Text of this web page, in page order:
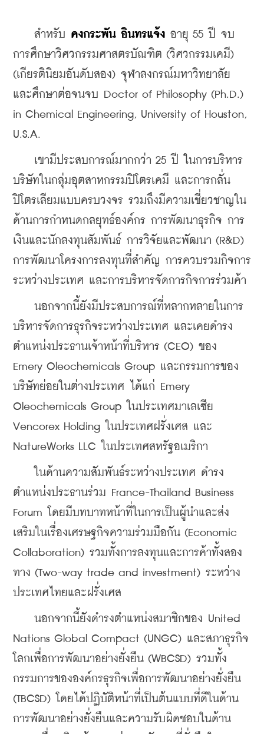
สำหรับ คงกระพัน อินทรแจ้ง อายุ 55 ปี จบ
การศึกษาวิศวกรรมศาสตรบัณฑิต (วิศวกรรมเคมี)
(เกียรตินิยมอันดับสอง) จุฬาลงกรณ์มหาวิทยาลัย
และศึกษาต่อจนจบ Doctor of Philosophy (Ph.D.)
in Chemical Engineering, University of Houston,
U.S.A.
เขามีประสบการณ์มากกว่า 25 ปี ในการบริหาร
บริษัทในกลุ่มอุตสาหกรรมปิโตรเคมี และการกลั่น
ปิโตรเลียมแบบครบวงจร รวมถึงมีความเชี่ยวชาญใน
ด้านการกำหนดกลยุทธ์องค์กร การพัฒนาธุรกิจ การ
เงินและนักลงทุนสัมพันธ์ การวิจัยและพัฒนา (R&D)
การพัฒนาโครงการลงทุนที่สำคัญ การควบรวมกิจการ
ระหว่างประเทศ และการบริหารจัดการกิจการร่วมค้า
นอกจากนี้ยังมีประสบการณ์ที่หลากหลายในการ
บริหารจัดการธุรกิจระหว่างประเทศ และเคยดำรง
ตำแหน่งประธานเจ้าหน้าที่บริหาร (CEO) ของ
Emery Oleochemicals Group และกรรมการของ
บริษัทย่อยในต่างประเทศ ได้แก่ Emery
Oleochemicals Group ในประเทศมาเลเซีย
Vencorex Holding ในประเทศฝรั่งเศส และ
NatureWorks LLC ในประเทศสหรัฐอเมริกา
ในด้านความสัมพันธ์ระหว่างประเทศ ดำรง
ตำแหน่งประธานร่วม France-Thailand Business
Forum โดยมีบทบาทหน้าที่ในการเป็นผู้นำและส่ง
เสริมในเรื่องเศรษฐกิจความร่วมมือกัน (Economic
Collaboration) รวมทั้งการลงทุนและการค้าทั้งสอง
ทาง (Two-way trade and investment) ระหว่าง
ประเทศไทยและฝรั่งเศส
นอกจากนี้ยังดำรงตำแหน่งสมาชิกของ United
Nations Global Compact (UNGC) และสภาธุรกิจ
โลกเพื่อการพัฒนาอย่างยั่งยืน (WBCSD) รวมทั้ง
กรรมการขององค์กรธุรกิจเพื่อการพัฒนาอย่างยั่งยืน
(TBCSD) โดยได้ปฏิบัติหน้าที่เป็นต้นแบบที่ดีในด้าน
การพัฒนาอย่างยั่งยืนและความรับผิดชอบในด้าน